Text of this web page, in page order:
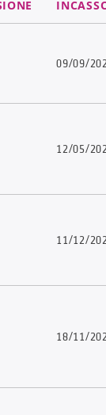
09/09/
12/05/
11/12/
18/11/